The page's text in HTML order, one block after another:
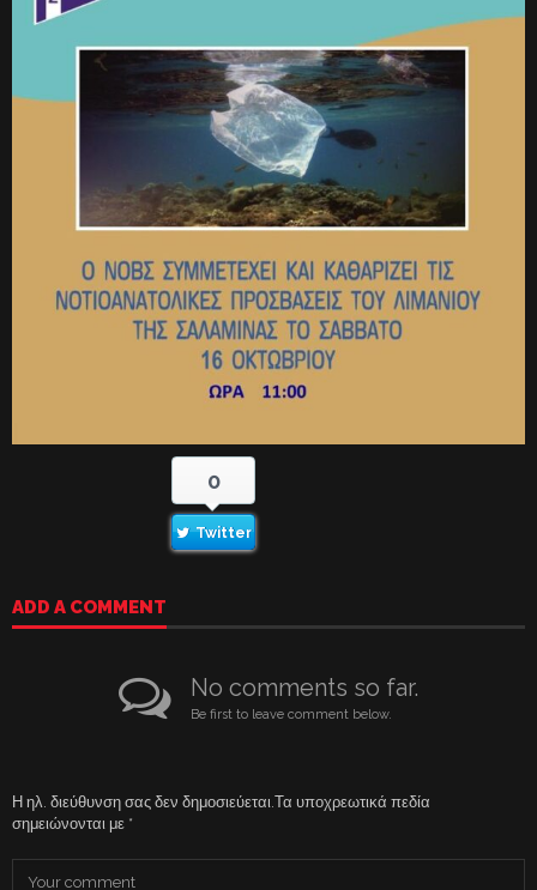
0
Twitter
ADD A COMMENT
No comments so far.
Be first to leave comment below.
Η ηλ. διεύθυνση σας δεν δημοσιεύεται.Τα υποχρεωτικά πεδία
σημειώνονται με *